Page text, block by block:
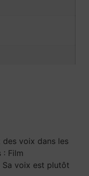
voix dans les
: Film
Sa voix est plutôt